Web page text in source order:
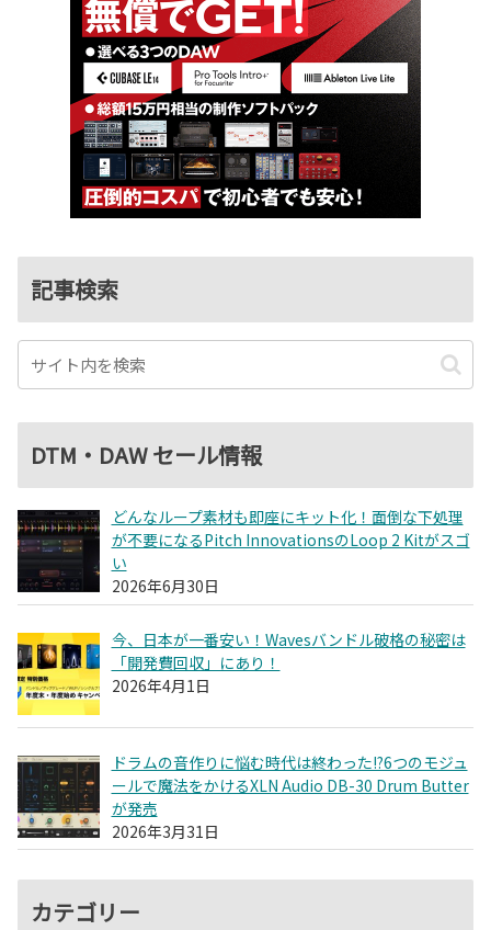
記事検索
DTM・DAW セール情報
どんなループ素材も即座にキット化！面倒な下処理
が不要になるPitch InnovationsのLoop 2 Kitがスゴ
い
2026年6月30日
今、日本が一番安い！Wavesバンドル破格の秘密は
「開発費回収」にあり！
2026年4月1日
ドラムの音作りに悩む時代は終わった!?6つのモジュ
ールで魔法をかけるXLN Audio DB-30 Drum Butter
が発売
2026年3月31日
カテゴリー